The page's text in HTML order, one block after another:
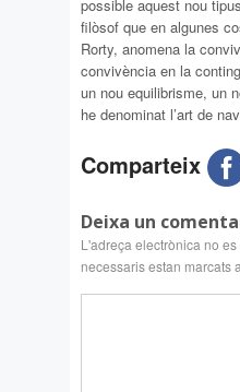
possible aquest nou
filòsof que en algunes
Rorty, anomena la
convivència en la
un nou equilibrisme, un
he denominat l’art de
Comparteix
Deixa un
L'adreça electrònica no
necessaris estan marcats